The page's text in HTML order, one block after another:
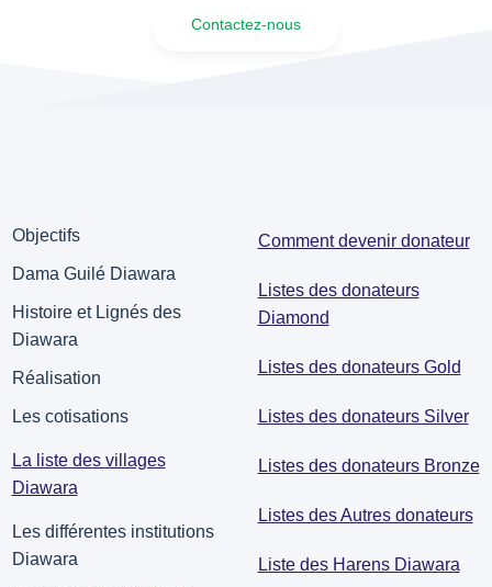
Contactez-nous
Objectifs
Dama Guilé Diawara
Histoire et Lignés des
Diawara
Réalisation
Les cotisations
La liste des villages
Diawara
Les différentes institutions
Diawara
Comment devenir donateur
Listes des donateurs
Diamond
Listes des donateurs Gold
Listes des donateurs Silver
Listes des donateurs Bronze
Listes des Autres donateurs
Liste des Harens Diawara